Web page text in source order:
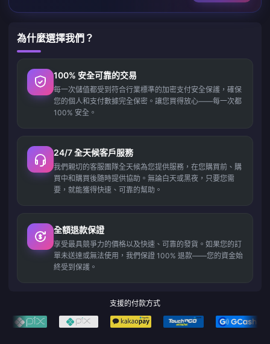
為什麼選擇我們？
100% 安全可靠的交易
每一次儲值都受到符合行業標準的加密支付安全保護，確保
您的個人和支付數據完全保密。讓您買得放心——每一次都
100% 安全。
24/7 全天候客戶服務
我們親切的客服團隊全天候為您提供服務，在您購買前、購
買中和購買後隨時提供協助。無論白天或黑夜，只要您需
要，就能獲得快速、可靠的幫助。
全額退款保證
享受最具競爭力的價格以及快速、可靠的發貨。如果您的訂
單未送達或無法使用，我們保證 100% 退款——您的資金始
終受到保護。
支援的付款方式